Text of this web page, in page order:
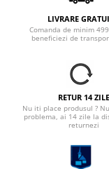
LIVRARE
Comanda de minim
beneficiezi de
RETUR 14 ZILE
Nu iti place produsul ?
problema, ai 14 zile la
returnezi